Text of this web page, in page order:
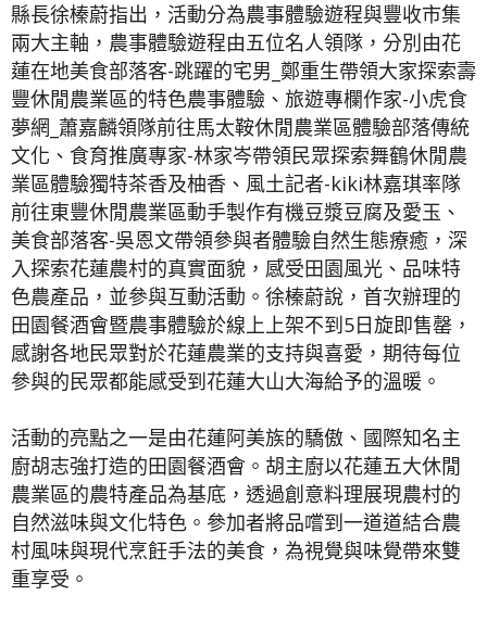
縣長徐榛蔚指出，活動分為農事體驗遊程與豐收市集
兩大主軸，農事體驗遊程由五位名人領隊，分別由花
蓮在地美食部落客-跳躍的宅男_鄭重生帶領大家探索壽
豐休閒農業區的特色農事體驗、旅遊專欄作家-小虎食
夢網_蕭嘉麟領隊前往馬太鞍休閒農業區體驗部落傳統
文化、食育推廣專家-林家岑帶領民眾探索舞鶴休閒農
業區體驗獨特茶香及柚香、風土記者-kiki林嘉琪率隊
前往東豐休閒農業區動手製作有機豆漿豆腐及愛玉、
美食部落客-吳恩文帶領參與者體驗自然生態療癒，深
入探索花蓮農村的真實面貌，感受田園風光、品味特
色農產品，並參與互動活動。徐榛蔚說，首次辦理的
田園餐酒會暨農事體驗於線上上架不到5日旋即售罄，
感謝各地民眾對於花蓮農業的支持與喜愛，期待每位
參與的民眾都能感受到花蓮大山大海給予的溫暖。
活動的亮點之一是由花蓮阿美族的驕傲、國際知名主
廚胡志強打造的田園餐酒會。胡主廚以花蓮五大休閒
農業區的農特產品為基底，透過創意料理展現農村的
自然滋味與文化特色。參加者將品嚐到一道道結合農
村風味與現代烹飪手法的美食，為視覺與味覺帶來雙
重享受。